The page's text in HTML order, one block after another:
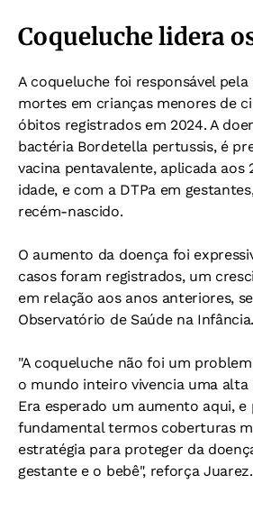
Coqueluche lidera
A coqueluche foi responsável
mortes em crianças menores de
óbitos registrados em 2024. A
bactéria Bordetella pertussis, é
vacina pentavalente, aplicada aos
idade, e com a DTPa em
recém-nascido.
O aumento da doença foi
casos foram registrados, um
em relação aos anos anteriores,
Observatório de Saúde na Infância.
"A coqueluche não foi um
o mundo inteiro vivencia uma alta
Era esperado um aumento aqui, e
fundamental termos coberturas
estratégia para proteger da
gestante e o bebê", reforça Juarez.